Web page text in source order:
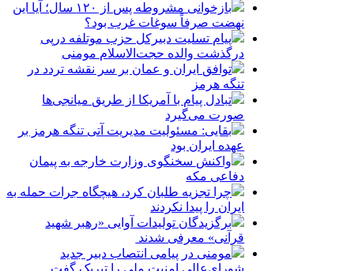
بازخوانی مشروطه پس از ۱۲۰ سال؛ آیا این
نهضت صرفاً سوغات غرب بود؟
پیام تسلیت دبیرکل حزب موتلفه درپی
درگذشت والده حجت‌الاسلام مومنی
توافق ایران و عمان بر سر نقشه تردد در
تنگه هرمز
تبادل پیام با آمریکا از طریق میانجی‌ها
صورت می‌گیرد
بقایی: مسئولیت مدیریت آتی تنگه هرمز بر
عهده ایران بود
واکنش سخنگوی وزارت خارجه به پیمان
دفاعی مکه
چرا تجزیه طلبان کرد، هیچگاه جرات حمله به
ایران را پیدا نکردند
برگزیدگان تولیدات آوایی «رهبر شهید
قرآنی» معرفی شدند
مومنی در پیامی انتصاب دبیر جدید